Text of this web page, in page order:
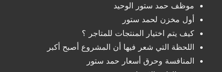
موظف حمد ستور الوحيد
أول مخزن لحمد ستور
كيف يتم اختيار المنتجات للمتاجر ؟
اللحظة التي شعر فيها أن المشروع أصبح أكبر
المنافسة وحرق أسعار حمد ستور